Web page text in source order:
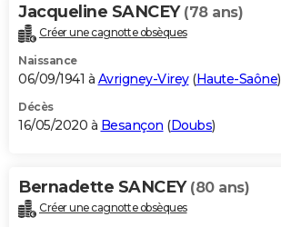
Jacqueline SANCEY (78 ans)
Créer une cagnotte obsèques
Naissance
06/09/1941 à Avrigney-Virey(Haute-Saône)
Décès
16/05/2020 à Besançon (Doubs)
Bernadette SANCEY (80 ans)
Créer une cagnotte obsèques